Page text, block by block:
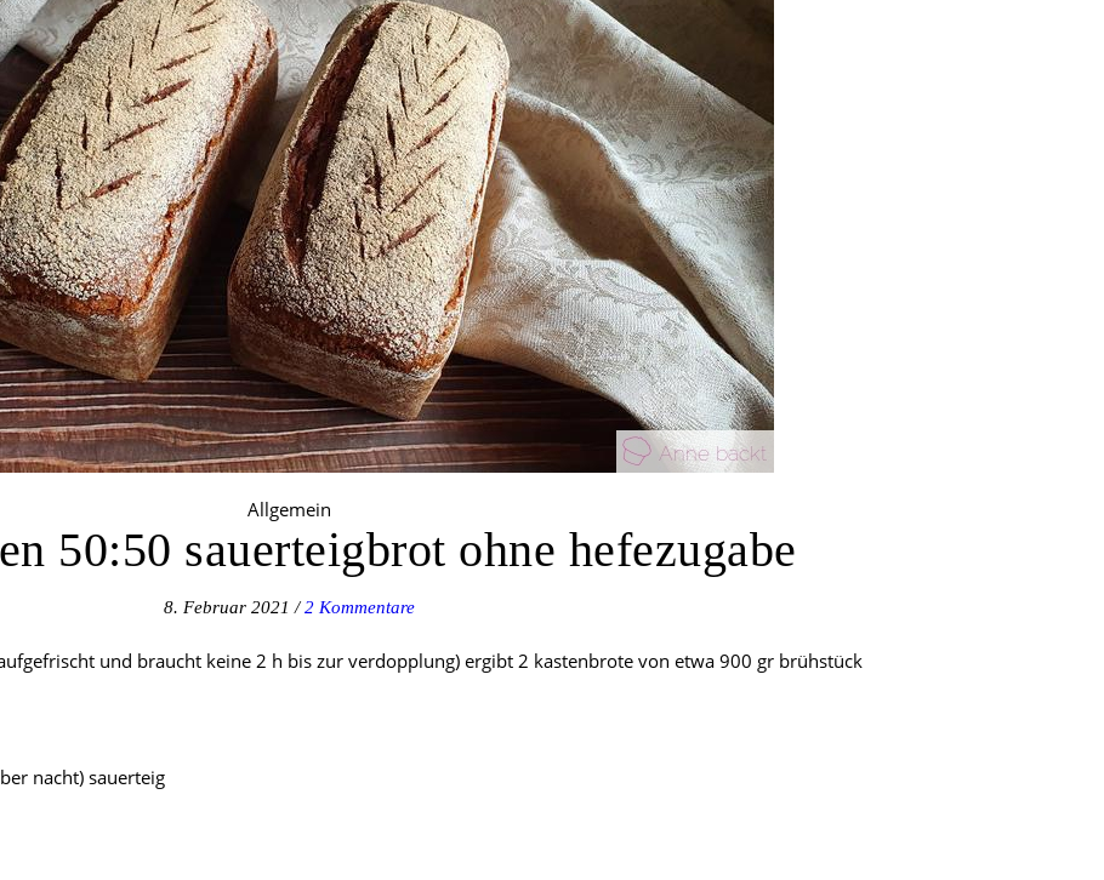
Allgemein
50:50 sauerteigbrot ohne hefezugabe
8. Februar 2021 / 2 Kommentare
und braucht keine 2 h bis zur verdopplung) ergibt 2 kastenbrote von etwa 900 gr brühstück
nacht) sauerteig